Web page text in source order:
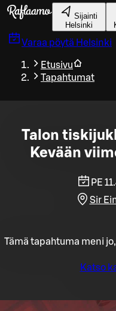
Siirry pääsisältöön
Sijainti
Helsinki
Varaa pöytä Helsinki
Etusivu
Tapahtumat
Talon
Kevään
PE
Sir
Tämä tapahtuma meni
Katso